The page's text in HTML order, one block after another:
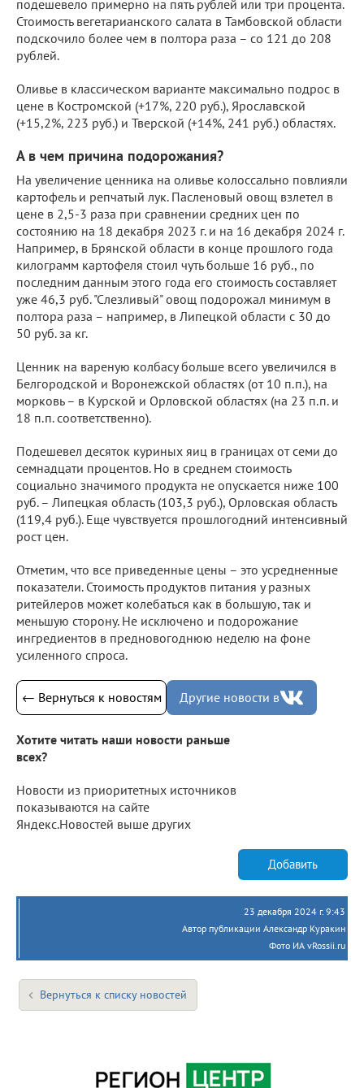
подешевело примерно на пять рублей или три процента.
Стоимость вегетарианского салата в Тамбовской области
подскочило более чем в полтора раза – со 121 до 208
рублей.
Оливье в классическом варианте максимально подрос в
цене в Костромской (+17%, 220 руб.), Ярославской
(+15,2%, 223 руб.) и Тверской (+14%, 241 руб.) областях.
А в чем причина подорожания?
На увеличение ценника на оливье колоссально повлияли
картофель и репчатый лук. Пасленовый овощ взлетел в
цене в 2,5-3 раза при сравнении средних цен по
состоянию на 18 декабря 2023 г. и на 16 декабря 2024 г.
Например, в Брянской области в конце прошлого года
килограмм картофеля стоил чуть больше 16 руб., по
последним данным этого года его стоимость составляет
уже 46,3 руб. "Слезливый" овощ подорожал минимум в
полтора раза – например, в Липецкой области с 30 до
50 руб. за кг.
Ценник на вареную колбасу больше всего увеличился в
Белгородской и Воронежской областях (от 10 п.п.), на
морковь – в Курской и Орловской областях (на 23 п.п. и
18 п.п. соответственно).
Подешевел десяток куриных яиц в границах от семи до
семнадцати процентов. Но в среднем стоимость
социально значимого продукта не опускается ниже 100
руб. – Липецкая область (103,3 руб.), Орловская область
(119,4 руб.). Еще чувствуется прошлогодний интенсивный
рост цен.
Отметим, что все приведенные цены – это усредненные
показатели. Стоимость продуктов питания у разных
ритейлеров может колебаться как в большую, так и
меньшую сторону. Не исключено и подорожание
ингредиентов в предновогоднюю неделю на фоне
усиленного спроса.
← Вернуться к новостям Другие новости в
Хотите читать наши новости раньше
всех?
Новости из приоритетных источников
показываются на сайте
Яндекс.Новостей выше других
Добавить
23 декабря 2024 г. 9:43
Автор публикации Александр Куракин
Фото ИА vRossii.ru
Вернуться к списку новостей